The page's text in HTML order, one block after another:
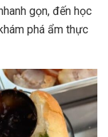
gọn, đến học
phá ẩm thực